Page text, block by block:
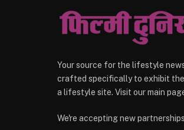
Your source for the lifestyle
crafted specifically to exhibit
a lifestyle site. Visit our main
We're accepting new